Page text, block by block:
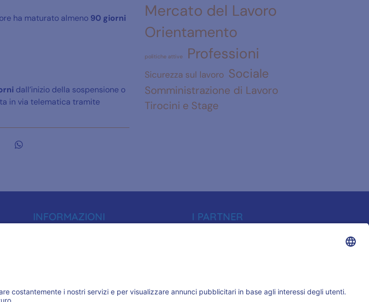
ha maturato almeno 90 giorni
dall’inizio della sospensione o
in via telematica tramite
Mercato del Lavoro
Orientamento
politiche attive Professioni
Sicurezza sul lavoro Sociale
Somministrazione di Lavoro
Tirocini e Stage
INFORMAZIONI I PARTNER